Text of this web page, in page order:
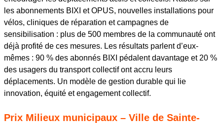
les abonnements BIXI et OPUS, nouvelles installations pour
vélos, cliniques de réparation et campagnes de
sensibilisation : plus de 500 membres de la communauté ont
déjà profité de ces mesures. Les résultats parlent d’eux-
mêmes : 90 % des abonnés BIXI pédalent davantage et 20 %
des usagers du transport collectif ont accru leurs
déplacements. Un modèle de gestion durable qui lie
innovation, équité et engagement collectif.
Prix Milieux municipaux – Ville de Sainte-